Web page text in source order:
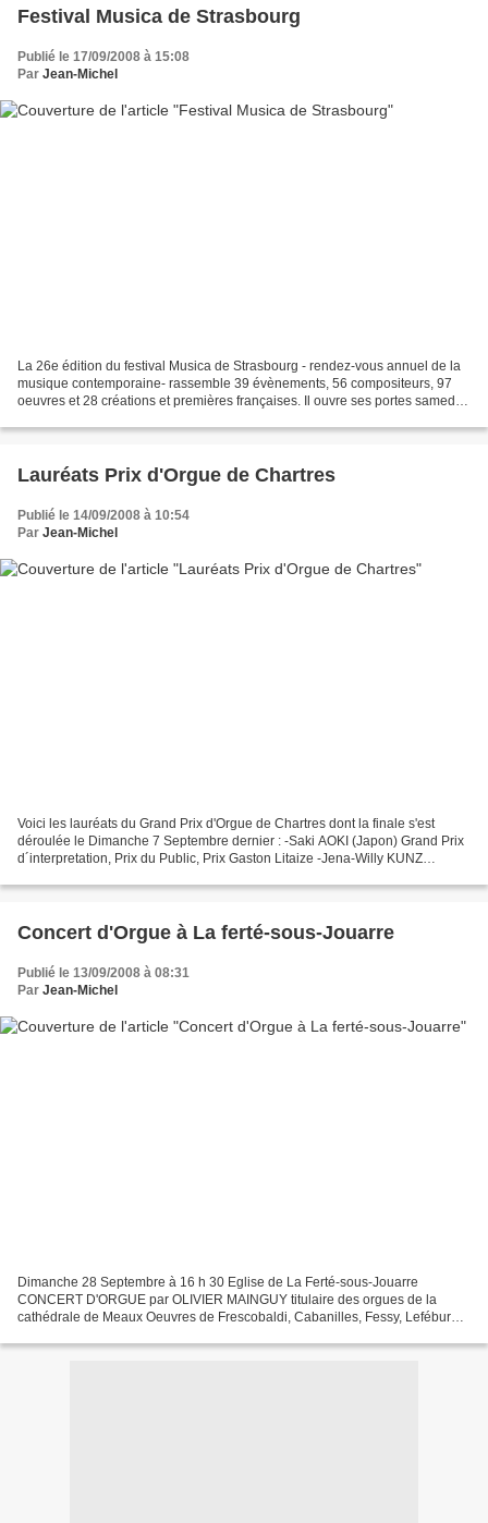
Festival Musica de Strasbourg
Publié le 17/09/2008 à 15:08
Par Jean-Michel
La 26e édition du festival Musica de Strasbourg - rendez-vous annuel de la
musique contemporaine- rassemble 39 évènements, 56 compositeurs, 97
oeuvres et 28 créations et premières françaises. Il ouvre ses portes samedi
Lauréats Prix d'Orgue de Chartres
Publié le 14/09/2008 à 10:54
Par Jean-Michel
Voici les lauréats du Grand Prix d'Orgue de Chartres dont la finale s'est
déroulée le Dimanche 7 Septembre dernier : -Saki AOKI (Japon) Grand Prix
d´interpretation, Prix du Public, Prix Gaston Litaize -Jena-Willy KUNZ
Concert d'Orgue à La ferté-sous-Jouarre
Publié le 13/09/2008 à 08:31
Par Jean-Michel
Dimanche 28 Septembre à 16 h 30 Eglise de La Ferté-sous-Jouarre
CONCERT D'ORGUE par OLIVIER MAINGUY titulaire des orgues de la
cathédrale de Meaux Oeuvres de Frescobaldi, Cabanilles, Fessy, Lefébure-